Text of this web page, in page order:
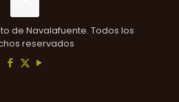
de Navalafuente. Todos los
reservados